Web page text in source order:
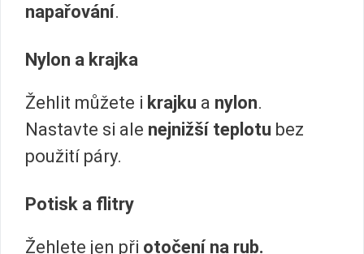
napařování.
Nylon a krajka
Žehlit můžete i krajku a nylon.
Nastavte si ale nejnižší teplotu bez
použití páry.
Potisk a flitry
Žehlete jen při otočení na rub.